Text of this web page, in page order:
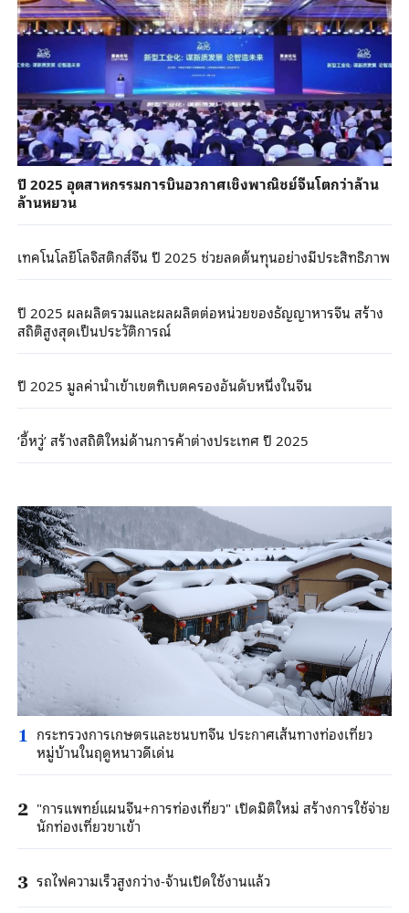
ปี 2025 อุตสาหกรรมการบินอวกาศเชิงพาณิชย์จีนโตกว่าล้าน
ล้านหยวน
เทคโนโลยีโลจิสติกส์จีน ปี 2025 ช่วยลดต้นทุนอย่างมีประสิทธิภาพ
ปี 2025 ผลผลิตรวมและผลผลิตต่อหน่วยของธัญญาหารจีน สร้าง
สถิติสูงสุดเป็นประวัติการณ์
ปี 2025 มูลค่านําเข้าเขตทิเบตครองอันดับหนึ่งในจีน
‘อี้หวู่’ สร้างสถิติใหม่ด้านการค้าต่างประเทศ ปี 2025
1 กระทรวงการเกษตรและชนบทจีน ประกาศเส้นทางท่องเที่ยว
หมู่บ้านในฤดูหนาวดีเด่น
2 "การแพทย์แผนจีน+การท่องเที่ยว" เปิดมิติใหม่ สร้างการใช้จ่าย
นักท่องเที่ยวขาเข้า
3 รถไฟความเร็วสูงกว่าง-จ้านเปิดใช้งานแล้ว